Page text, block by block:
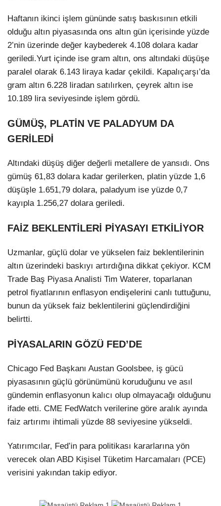
Haftanın ikinci işlem gününde satış baskısının etkili
olduğu altın piyasasında ons altın gün içerisinde yüzde
2’nin üzerinde değer kaybederek 4.108 dolara kadar
geriledi.Yurt içinde ise gram altın, ons altındaki düşüşe
paralel olarak 6.143 liraya kadar çekildi. Kapalıçarşı’da
gram altın 6.228 liradan satılırken, çeyrek altın ise
10.189 lira seviyesinde işlem gördü.
GÜMÜŞ, PLATİN VE PALADYUM DA
GERİLEDİ
Altındaki düşüş diğer değerli metallere de yansıdı. Ons
gümüş 61,83 dolara kadar gerilerken, platin yüzde 1,6
düşüşle 1.651,79 dolara, paladyum ise yüzde 0,7
kayıpla 1.256,27 dolara geriledi.
FAİZ BEKLENTİLERİ PİYASAYI ETKİLİYOR
Uzmanlar, güçlü dolar ve yükselen faiz beklentilerinin
altın üzerindeki baskıyı artırdığına dikkat çekiyor. KCM
Trade Baş Piyasa Analisti Tim Waterer, toparlanan
petrol fiyatlarının enflasyon endişelerini canlı tuttuğunu,
bunun da yüksek faiz beklentilerini güçlendirdiğini
belirtti.
PİYASALARIN GÖZÜ FED’DE
Chicago Fed Başkanı Austan Goolsbee, iş gücü
piyasasının güçlü görünümünü koruduğunu ve asıl
gündemin enflasyonun kalıcı olup olmayacağı olduğunu
ifade etti. CME FedWatch verilerine göre aralık ayında
faiz artırımı ihtimali yüzde 88 seviyesine yükseldi.
Yatırımcılar, Fed’in para politikası kararlarına yön
verecek olan ABD Kişisel Tüketim Harcamaları (PCE)
verisini yakından takip ediyor.